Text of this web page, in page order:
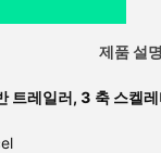
제품 설명
트레일러, 3 축 스켈